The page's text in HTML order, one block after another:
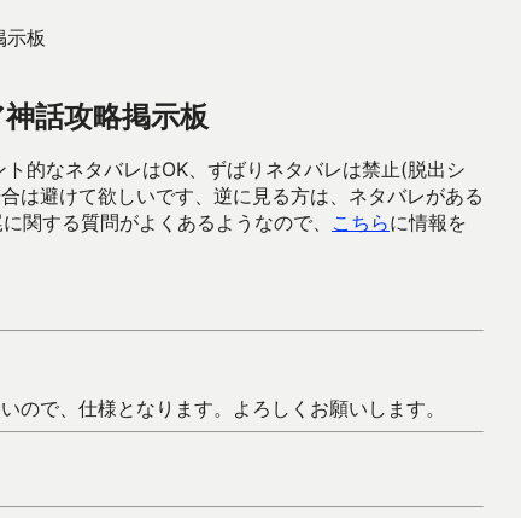
示板
話攻略掲示板
的なネタバレはOK、ずばりネタバレは禁止(脱出シ
は避けて欲しいです、逆に見る方は、ネタバレがある
する質問がよくあるようなので、 こちらに情報を
ので、仕様となります。よろしくお願いします。